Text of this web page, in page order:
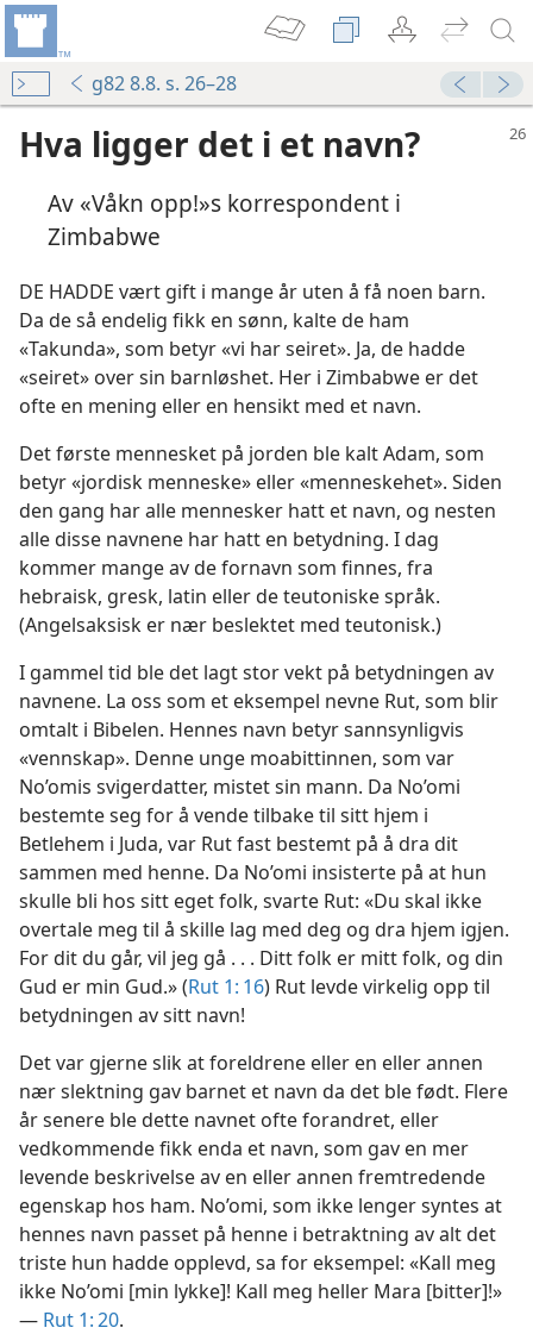
g82 8.8. s. 26–28
Hva ligger det i et navn?
Av «Våkn opp!»s korrespondent i
Zimbabwe
DE HADDE vært gift i mange år uten å få noen barn.
Da de så endelig fikk en sønn, kalte de ham
«Takunda», som betyr «vi har seiret». Ja, de hadde
«seiret» over sin barnløshet. Her i Zimbabwe er det
ofte en mening eller en hensikt med et navn.
Det første mennesket på jorden ble kalt Adam, som
betyr «jordisk menneske» eller «menneskehet». Siden
den gang har alle mennesker hatt et navn, og nesten
alle disse navnene har hatt en betydning. I dag
kommer mange av de fornavn som finnes, fra
hebraisk, gresk, latin eller de teutoniske språk.
(Angelsaksisk er nær beslektet med teutonisk.)
I gammel tid ble det lagt stor vekt på betydningen av
navnene. La oss som et eksempel nevne Rut, som blir
omtalt i Bibelen. Hennes navn betyr sannsynligvis
«vennskap». Denne unge moabittinnen, som var
No’omis svigerdatter, mistet sin mann. Da No’omi
bestemte seg for å vende tilbake til sitt hjem i
Betlehem i Juda, var Rut fast bestemt på å dra dit
sammen med henne. Da No’omi insisterte på at hun
skulle bli hos sitt eget folk, svarte Rut: «Du skal ikke
overtale meg til å skille lag med deg og dra hjem igjen.
For dit du går, vil jeg gå . . . Ditt folk er mitt folk, og din
Gud er min Gud.» (Rut 1: 16) Rut levde virkelig opp til
betydningen av sitt navn!
Det var gjerne slik at foreldrene eller en eller annen
nær slektning gav barnet et navn da det ble født. Flere
år senere ble dette navnet ofte forandret, eller
vedkommende fikk enda et navn, som gav en mer
levende beskrivelse av en eller annen fremtredende
egenskap hos ham. No’omi, som ikke lenger syntes at
hennes navn passet på henne i betraktning av alt det
triste hun hadde opplevd, sa for eksempel: «Kall meg
ikke No’omi [min lykke]! Kall meg heller Mara [bitter]!»
— Rut 1: 20.